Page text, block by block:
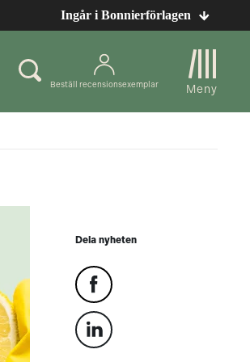
Ingår i Bonnierförlagen
Beställ recensionsexemplar Meny
Dela nyheten